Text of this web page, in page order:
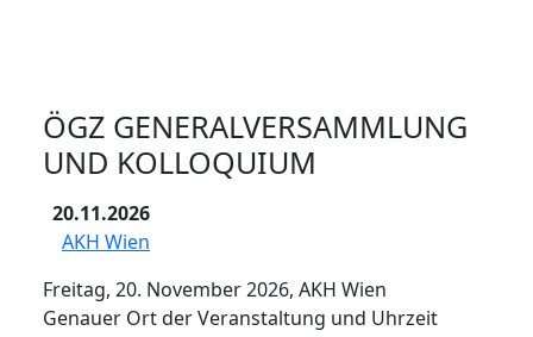
ÖGZ GENERALVERSAMMLUNG
UND KOLLOQUIUM
20.11.2026
AKH Wien
Freitag, 20. November 2026, AKH Wien
Genauer Ort der Veranstaltung und Uhrzeit